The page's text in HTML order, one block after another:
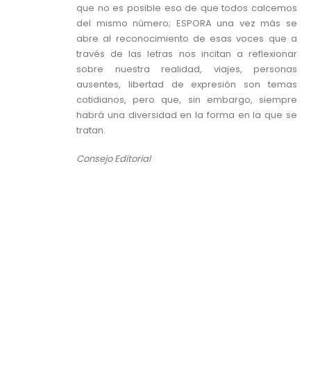
que no es posible eso de que todos calcemos
del mismo número; ESPORA una vez más se
abre al reconocimiento de esas voces que a
través de las letras nos incitan a reflexionar
sobre nuestra realidad, viajes, personas
ausentes, libertad de expresión son temas
cotidianos, pero que, sin embargo, siempre
habrá una diversidad en la forma en la que se
tratan.
Consejo Editorial